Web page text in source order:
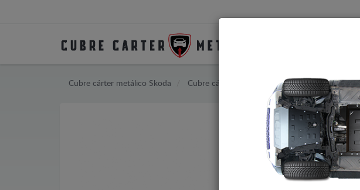
Cubre cárter metálico Skoda Cubre cárter metálico Skoda Fabia